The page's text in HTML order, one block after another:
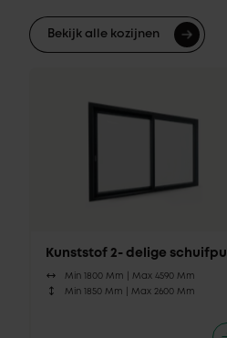
Bekijk alle kozijnen
Kunststof 2- delige schuifpui
Min 1800 Mm | Max 4590 Mm
Min 1850 Mm | Max 2600 Mm